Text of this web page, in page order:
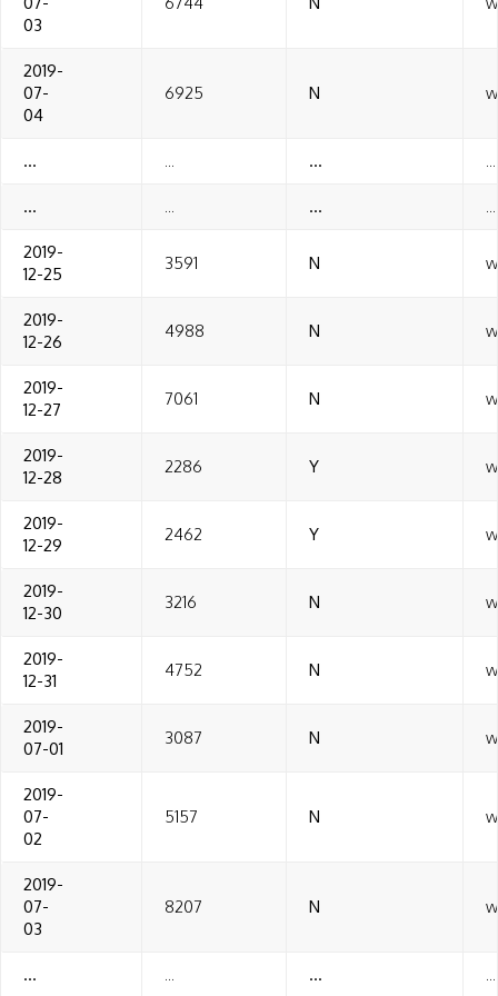
03
2019-
07-
04
6925 N
... ...
... ...
2019-
12-25
3591 N
2019-
12-26
4988 N
2019-
12-27
7061 N
2019-
12-28
2286 Y
2019-
12-29
2462 Y
2019-
12-30
3216 N
2019-
12-31
4752 N
2019-
07-01
3087 N
2019-
07-
02
5157 N
2019-
07-
03
8207 N
... ...